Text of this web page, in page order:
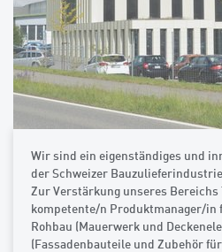
Wir sind ein eigenständiges und
der Schweizer
Zur Verstärkung unseres
kompetente/n Produktmanager/in
Rohbau (Mauerwerk und
(Fassadenbauteile und Zubehör